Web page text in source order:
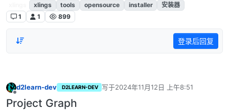
xlings tools opensource installer
安装器
1
1 899
登录后回复
d2learn-dev D2LEARN-DEV 写于2024年11月12日 上午8:51
最后由 编辑
Project Graph